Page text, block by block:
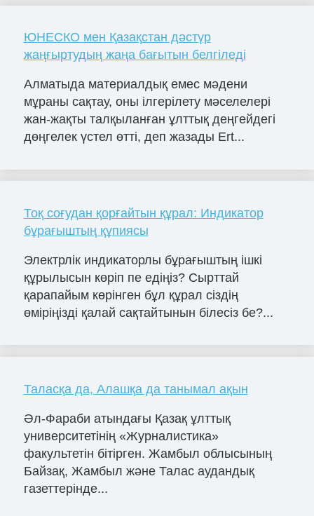
ЮНЕСКО мен Қазақстан дәстүр
жаңғыртудың жаңа бағытын белгіледі
Алматыда материалдық емес мәдени
мұраны сақтау, оны ілгерілету мәселелері
жан-жақты талқыланған ұлттық деңгейдегі
дөңгелек үстел өтті, деп жазады Ert...
Тоқ соғудан қорғайтын құрал: Индикатор
бұрағыштың құпиясы
Электрлік индикаторлы бұрағыштың ішкі
құрылысын көріп пе едіңіз? Сырттай
қарапайым көрінген бұл құрал сіздің
өміріңізді қалай сақтайтынын білесіз бе?...
Таласқа да, Алашқа да танымал ақын
Әл-Фараби атындағы Қазақ ұлттық
университетінің «Журналистика»
факультетін бітірген. Жамбыл облысының
Байзақ, Жамбыл және Талас аудандық
газеттерінде...